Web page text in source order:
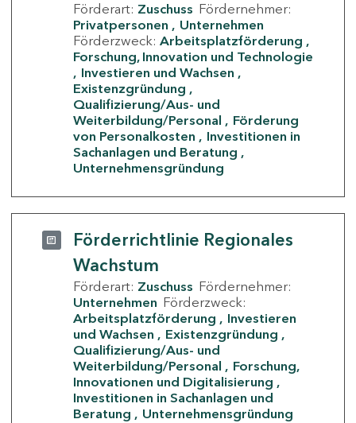
Förderart: Zuschuss Fördernehmer:
Privatpersonen
Unternehmen
Förderzweck: Arbeitsplatzförderung
Forschung, Innovation und Technologie
Investieren und Wachsen
Existenzgründung
Qualifizierung/Aus- und
Weiterbildung/Personal
Förderung
von Personalkosten
Investitionen in
Sachanlagen und Beratung
Unternehmensgründung
Förderrichtlinie Regionales
Wachstum
Förderart: Zuschuss Fördernehmer:
Unternehmen Förderzweck:
Arbeitsplatzförderung
Investieren
und Wachsen
Existenzgründung
Qualifizierung/Aus- und
Weiterbildung/Personal
Forschung,
Innovationen und Digitalisierung
Investitionen in Sachanlagen und
Beratung
Unternehmensgründung